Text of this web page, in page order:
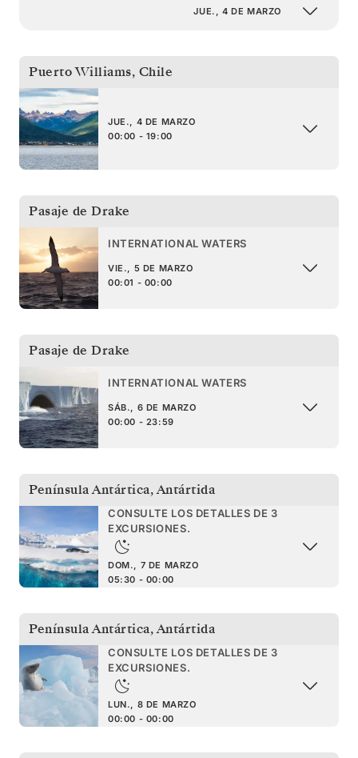
JUE., 4 DE MARZO
Puerto Williams, Chile
JUE., 4 DE MARZO
00:00 - 19:00
Pasaje de Drake
INTERNATIONAL WATERS
VIE., 5 DE MARZO
00:01 - 00:00
Pasaje de Drake
INTERNATIONAL WATERS
SÁB., 6 DE MARZO
00:00 - 23:59
Península Antártica,Antártida
CONSULTE LOS DETALLES DE 3
EXCURSIONES.
DOM., 7 DE MARZO
05:30 - 00:00
Península Antártica,Antártida
CONSULTE LOS DETALLES DE 3
EXCURSIONES.
LUN., 8 DE MARZO
00:00 - 00:00